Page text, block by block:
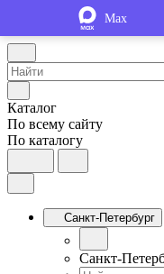
Каталог
По всему сайту
По каталогу
Санкт-Петербург
Санкт-
Max